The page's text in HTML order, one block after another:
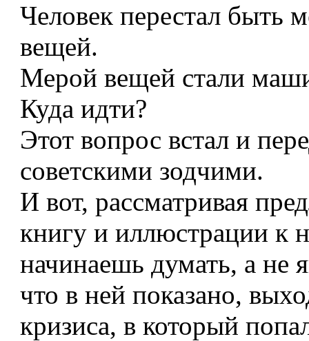
Человек перестал быть
вещей.
Мерой вещей стали
Куда идти?
Этот вопрос встал и
советскими зодчими.
И вот, рассматривая
книгу и иллюстрации к
начинаешь думать, а не
что в ней показано,
кризиса, в который